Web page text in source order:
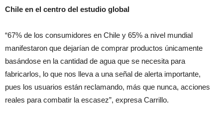
Chile en el centro del estudio global
“67% de los consumidores en Chile y 65% a nivel mundial
manifestaron que dejarían de comprar productos únicamente
basándose en la cantidad de agua que se necesita para
fabricarlos, lo que nos lleva a una señal de alerta importante,
pues los usuarios están reclamando, más que nunca, acciones
reales para combatir la escasez”, expresa Carrillo.